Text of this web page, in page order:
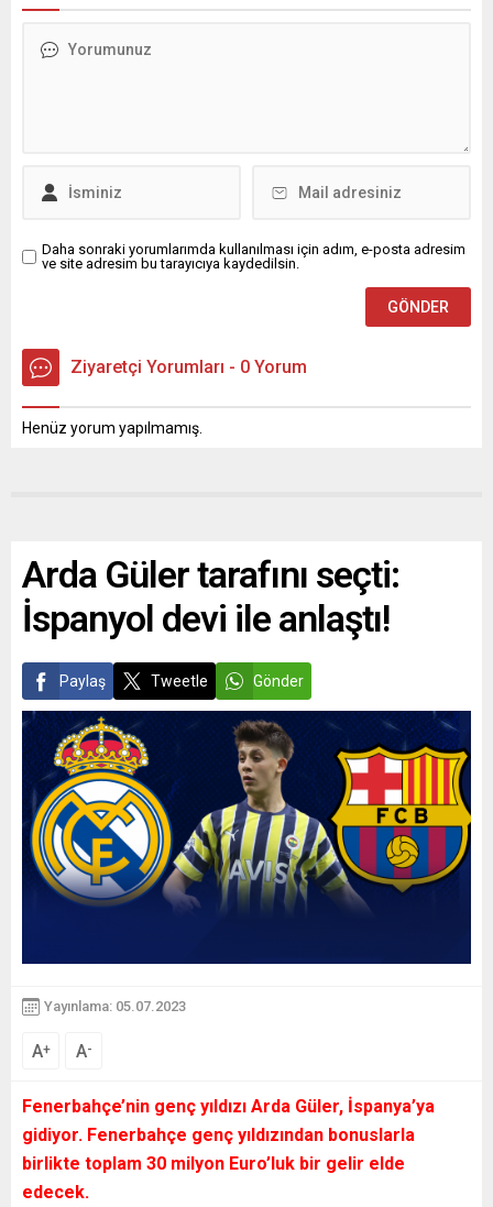
Daha sonraki yorumlarımda kullanılması için adım, e-posta adresim
ve site adresim bu tarayıcıya kaydedilsin.
Ziyaretçi Yorumları - 0 Yorum
Henüz yorum yapılmamış.
Arda Güler tarafını seçti:
İspanyol devi ile anlaştı!
Paylaş Tweetle Gönder
Yayınlama: 05.07.2023
A+ A-
Fenerbahçe’nin genç yıldızı Arda Güler, İspanya’ya
gidiyor. Fenerbahçe genç yıldızından bonuslarla
birlikte toplam 30 milyon Euro’luk bir gelir elde
edecek.